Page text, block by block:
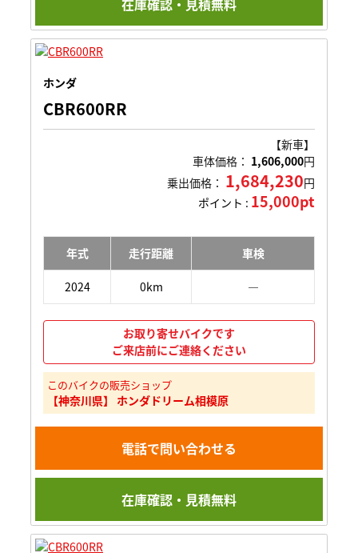
ホンダ
CBR600RR
【新車】
車体価格： 1,606,000円
乗出価格： 1,684,230円
ポイント : 15,000pt
年式 走行距離 車検
2024 0km ―
お取り寄せバイクです
ご来店前にご連絡ください
このバイクの販売ショップ
【神奈川県】 ホンダドリーム相模原
電話で問い合わせる
在庫確認・見積無料